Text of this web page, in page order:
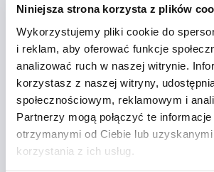
Niniejsza strona korzysta z plików
Wykorzystujemy pliki cookie do
i reklam, aby oferować funkcje
analizować ruch w naszej witrynie.
korzystasz z naszej witryny,
społecznościowym, reklamowym i
Partnerzy mogą połączyć te
otrzymanymi od Ciebie lub
korzystania z ich usług.
Google
Assistant
Siri
Google
Play
Store
Apple
Store
indeed.co
Yelp